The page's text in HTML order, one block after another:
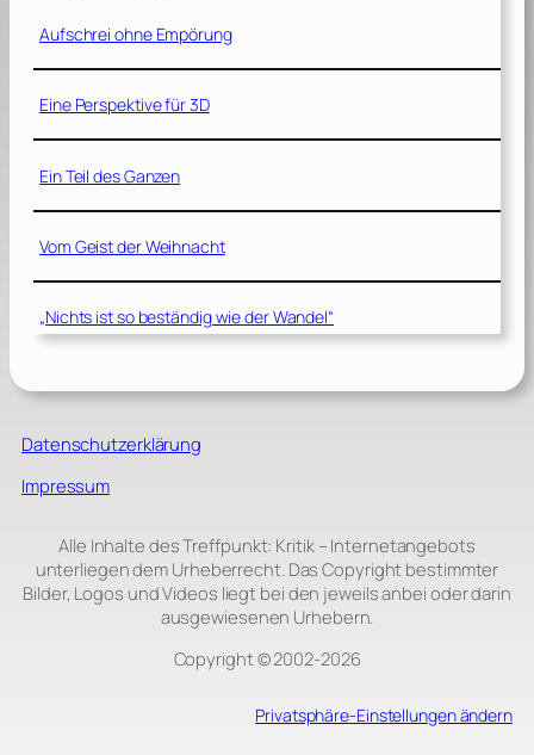
Aufschrei ohne Empörung
Eine Perspektive für 3D
Ein Teil des Ganzen
Vom Geist der Weihnacht
„Nichts ist so beständig wie der Wandel“
Datenschutzerklärung
Impressum
Alle Inhalte des Treffpunkt: Kritik – Internetangebots
unterliegen dem Urheberrecht. Das Copyright bestimmter
Bilder, Logos und Videos liegt bei den jeweils anbei oder darin
ausgewiesenen Urhebern.
Copyright © 2002‑2026
Privatsphäre-Einstellungen ändern